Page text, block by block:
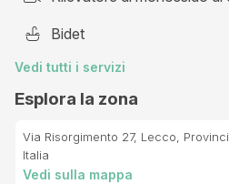
Bidet
Vedi tutti i servizi
Esplora la zona
Via Risorgimento 27, Lecco,
Italia
Vedi sulla mappa